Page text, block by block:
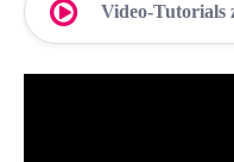
Video-Tutorials